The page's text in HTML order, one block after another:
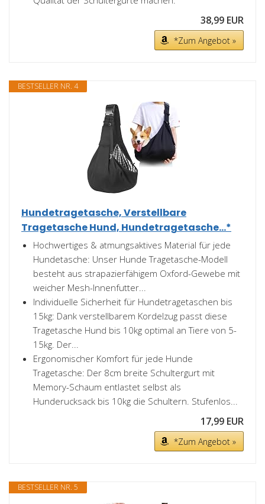
38,99 EUR
*Zum Angebot »
BESTSELLER NR. 4
Hundetragetasche, Verstellbare
Tragetasche Hund, Hundetragetasche...*
Hochwertiges & atmungsaktives Material für jede
Hundetasche: Unser Hunde Tragetasche-Modell
besteht aus strapazierfähigem Oxford-Gewebe mit
weicher Mesh-Innenfutter...
Individuelle Sicherheit für Hundetragetaschen bis
15kg: Dank verstellbarem Kordelzug passt diese
Tragetasche Hund bis 10kg optimal an Tiere von 5-
15kg. Der...
Ergonomischer Komfort für jede Hunde
Tragetasche: Der 8cm breite Schultergurt mit
Memory-Schaum entlastet selbst als
Hunderucksack bis 10kg die Schultern. Stufenlos...
17,99 EUR
*Zum Angebot »
BESTSELLER NR. 5